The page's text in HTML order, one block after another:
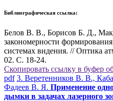
Библиографическая ссылка:
Белов В. В., Борисов Б. Д.,
закономерности
системах видения. // Оптика
02. С. 18-24.
Скопировать ссылку в буфер
pdf 3. Веретенников В. В.,
Фадеев В. Я. Применение
дымки в задачах лазерного